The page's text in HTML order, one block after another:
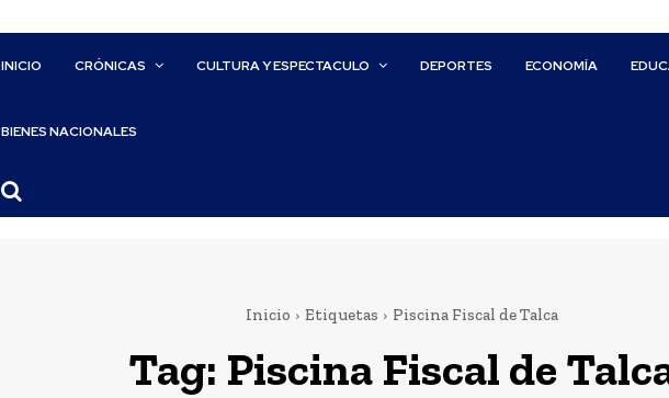
INICIO CRÓNICAS CULTURA Y ESPECTACULO DEPORTES ECONOMÍA
BIENES NACIONALES
Inicio Etiquetas Piscina Fiscal de Talca
Tag: Piscina Fiscal de